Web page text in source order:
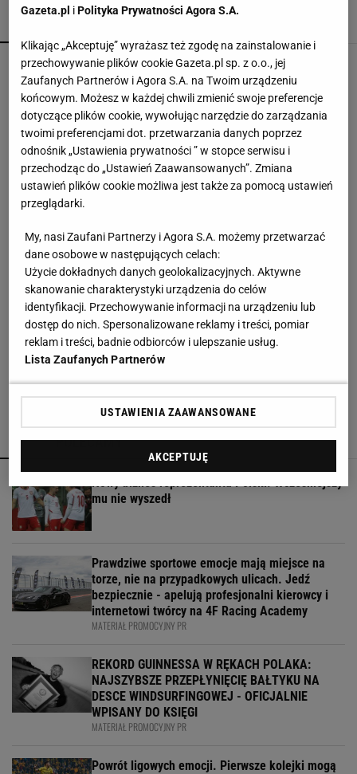
Katarzyna Niewiadoma drugą kolarką Tour de
France. Nie dała rady genialnej Holenderce
Anastazja Kuś została mistrzynią świata.
"Kariera przez pośladki"? Mamy komentarz
SUBSKRYPCJA
model inwestowania
MATERIAŁ PROMOCYJNY
Światowe media wydały werdykt ws. Sabalenki.
"Sięga dna"
Polak sprawił sensację złotem IO. Po cichu
odchodzi. "Smrodek pozostał"
POLECAMY WIĘCEJ TEMATÓW
Nowy biznes reprezentanta Polski. Wcześniejszy
mu nie wyszedł
Prawdziwe sportowe emocje mają miejsce na
torze, nie na przypadkowych ulicach. Jedź
bezpiecznie - apelują profesjonalni kierowcy i
internetowi twórcy na 4F Racing Academy
MATERIAŁ PROMOCYJNY PR
REKORD GUINNESSA W RĘKACH POLAKA:
NAJSZYBSZE PRZEPŁYNIĘCIĘ BAŁTYKU NA
DESCE WINDSURFINGOWEJ - OFICJALNIE
WPISANY DO KSIĘGI
MATERIAŁ PROMOCYJNY PR
Powrót ligowych emocji. Pierwsze kolejki mogą
Gazeta.pl iPolityka Prywatności Agora S.A.
Klikając „Akceptuję” wyrażasz też zgodę na zainstalowanie i
przechowywanie plików cookie Gazeta.pl sp. z o.o., jej
Zaufanych Partnerów i Agora S.A. na Twoim urządzeniu
końcowym. Możesz w każdej chwili zmienić swoje preferencje
dotyczące plików cookie, wywołując narzędzie do zarządzania
twoimi preferencjami dot. przetwarzania danych poprzez
odnośnik „Ustawienia prywatności ” w stopce serwisu i
przechodząc do „Ustawień Zaawansowanych”. Zmiana
ustawień plików cookie możliwa jest także za pomocą ustawień
przeglądarki.
My, nasi Zaufani Partnerzy i Agora S.A. możemy przetwarzać
dane osobowe w następujących celach:
Użycie dokładnych danych geolokalizacyjnych. Aktywne
skanowanie charakterystyki urządzenia do celów
identyfikacji. Przechowywanie informacji na urządzeniu lub
dostęp do nich. Spersonalizowane reklamy i treści, pomiar
reklam i treści, badnie odbiorców i ulepszanie usług.
Lista Zaufanych Partnerów
USTAWIENIA ZAAWANSOWANE
AKCEPTUJĘ